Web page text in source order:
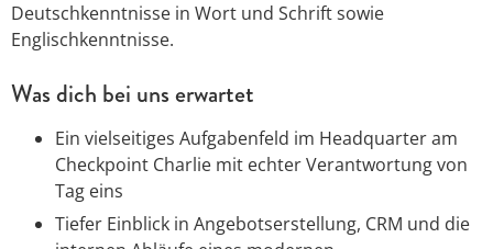
Deutschkenntnisse in Wort und Schrift sowie
Englischkenntnisse.
Was dich bei uns erwartet
Ein vielseitiges Aufgabenfeld im Headquarter am
Checkpoint Charlie mit echter Verantwortung von
Tag eins
Tiefer Einblick in Angebotserstellung, CRM und die